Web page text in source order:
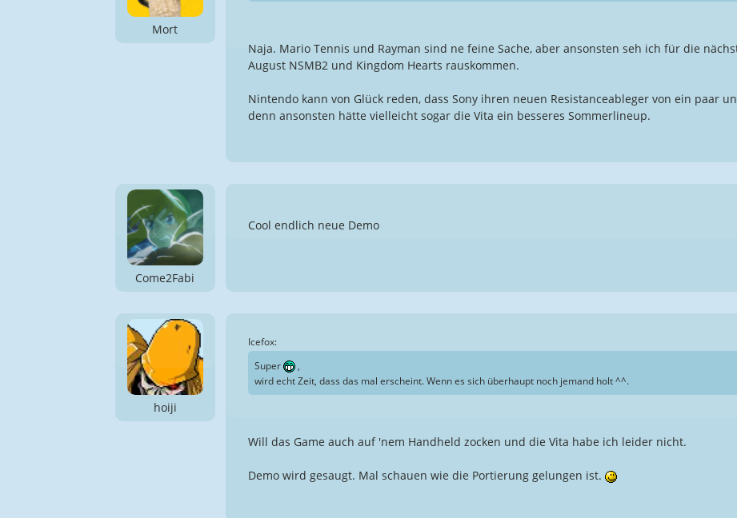
Mort
Naja. Mario Tennis und Rayman sind ne feine Sache, aber ansonsten seh ich für die
August NSMB2 und Kingdom Hearts rauskommen.
Nintendo kann von Glück reden, dass Sony ihren neuen Resistanceableger von ein paar
denn ansonsten hätte vielleicht sogar die Vita ein besseres Sommerlineup.
Come2Fabi
Cool endlich neue Demo
hoiji
Icefox:
Super
,
wird echt Zeit, dass das mal erscheint. Wenn es sich überhaupt noch jemand holt ^^.
Will das Game auch auf 'nem Handheld zocken und die Vita habe ich leider nicht.
Demo wird gesaugt. Mal schauen wie die Portierung gelungen ist.